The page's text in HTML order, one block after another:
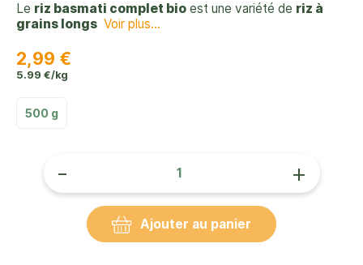
Le riz basmati complet bio est une variété de riz à
grains longs Voir plus...
2,99 €
5.99 €/kg
500 g
- +
Ajouter au panier